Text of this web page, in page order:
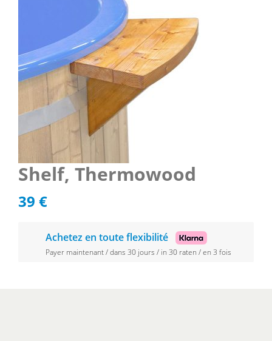
Shelf, Thermowood
39 €
Achetez en toute flexibilité
Payer maintenant / dans 30 jours / in 30 raten / en 3 fois